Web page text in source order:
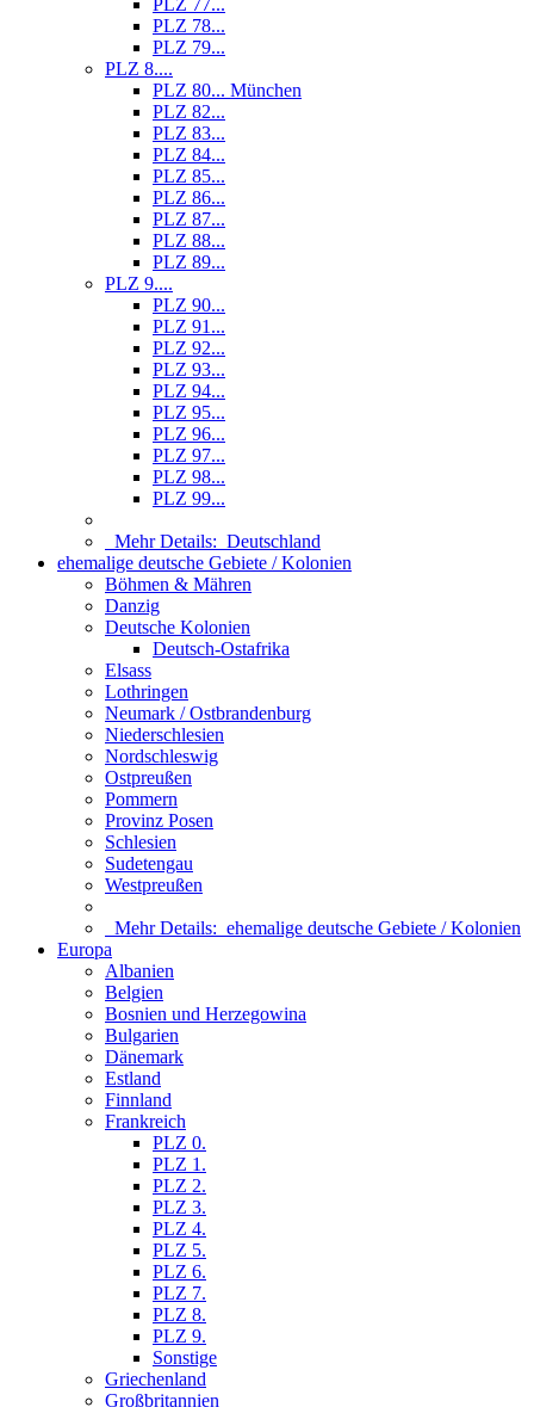
PLZ 77...
PLZ 78...
PLZ 79...
PLZ 8....
PLZ 80... München
PLZ 82...
PLZ 83...
PLZ 84...
PLZ 85...
PLZ 86...
PLZ 87...
PLZ 88...
PLZ 89...
PLZ 9....
PLZ 90...
PLZ 91...
PLZ 92...
PLZ 93...
PLZ 94...
PLZ 95...
PLZ 96...
PLZ 97...
PLZ 98...
PLZ 99...
Mehr Details: Deutschland
ehemalige deutsche Gebiete / Kolonien
Böhmen & Mähren
Danzig
Deutsche Kolonien
Deutsch-Ostafrika
Elsass
Lothringen
Neumark / Ostbrandenburg
Niederschlesien
Nordschleswig
Ostpreußen
Pommern
Provinz Posen
Schlesien
Sudetengau
Westpreußen
Mehr Details: ehemalige deutsche Gebiete / Kolonien
Europa
Albanien
Belgien
Bosnien und Herzegowina
Bulgarien
Dänemark
Estland
Finnland
Frankreich
PLZ 0.
PLZ 1.
PLZ 2.
PLZ 3.
PLZ 4.
PLZ 5.
PLZ 6.
PLZ 7.
PLZ 8.
PLZ 9.
Sonstige
Griechenland
Großbritannien